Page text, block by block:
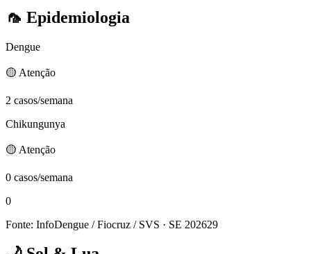
🦟 Epidemiologia
Dengue
🟡 Atenção
2 casos/semana
Chikungunya
🟡 Atenção
0 casos/semana
0
Fonte: InfoDengue / Fiocruz / SVS · SE 202629